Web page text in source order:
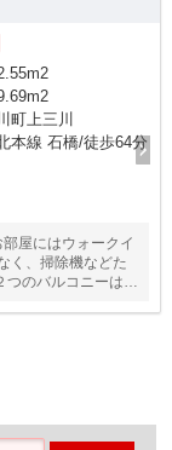
2
2
町上三川
本線 石橋/徒歩64分
屋にはウォークイ
く、掃除機などた
のバルコニーはご
。 ◇使い勝手の良